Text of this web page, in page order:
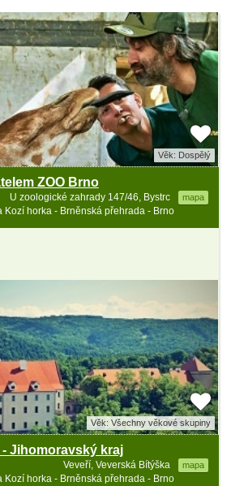
Věk: Dospělý
ZOO Brno
U zoologické zahrady 147/46, Bystrc mapa
Kozí horka - Brněnská přehrada - Brno
Věk: Všechny věkové skupiny
Jihomoravský kraj
Veveří, Veverská Bítýška mapa
Kozí horka - Brněnská přehrada - Brno